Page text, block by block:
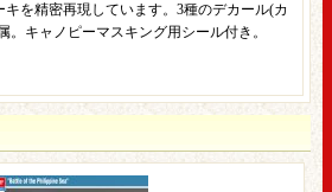
キを精密再現しています。3種のデカール(カ
。キャノピーマスキング用シール付き。